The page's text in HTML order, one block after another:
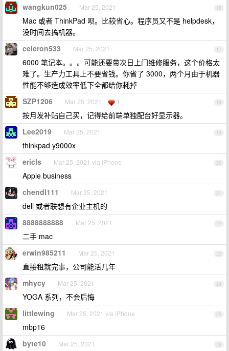
16
wangkun025 Mar 25, 2021
Mac 或者 ThinkPad 呗。比较省心。程序员又不是 helpdesk，
没时间去搞机器。
17
celeron533 Mar 25, 2021
6000 笔记本。。。可能还要带次日上门维修服务，这个价格太
难了。生产力工具上不要省钱。你省了 3000，两个月由于机器
性能不够造成效率低下全都给你耗掉
18
SZP1206 Mar 25, 2021 1
按月发补贴自己买，记得给前端单独配台好显示器。
19
Lee2019 Mar 25, 2021
thinkpad y9000x
20
ericls Mar 25, 2021 via iPhone
Apple business
21
chendl111 Mar 25, 2021
dell 或者联想有企业主机的
22
8888888888 Mar 25, 2021
二手 mac
23
erwin985211 Mar 25, 2021
直接租就完事，公司能活几年
24
mhycy Mar 25, 2021
YOGA 系列，不会后悔
25
littlewing Mar 25, 2021 via iPhone
mbp16
26
byte10 Mar 25, 2021